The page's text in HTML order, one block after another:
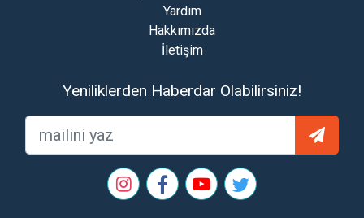
Yardım
Hakkımızda
İletişim
Yeniliklerden Haberdar Olabilirsiniz!